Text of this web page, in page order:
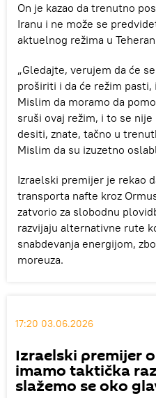
On je kazao da trenutno
Iranu i ne može se
aktuelnog režima u
„Gledajte, verujem da će
proširiti i da će režim
Mislim da moramo da
sruši ovaj režim, i to se
desiti, znate, tačno u
Mislim da su izuzetno
Izraelski premijer je rekao
transporta nafte kroz
zatvorio za slobodnu
razvijaju alternativne rute
snabdevanja energijom,
moreuza.
17:20 03.06.2026
Izraelski premijer
imamo taktička
slažemo se oko